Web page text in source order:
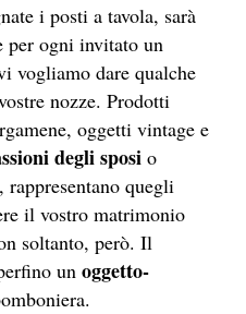
i posti a tavola, sarà
per ogni invitato un
vogliamo dare qualche
nozze. Prodotti
oggetti vintage e
degli sposi o
, rappresentano quegli
il vostro matrimonio
soltanto, però. Il
un oggetto-